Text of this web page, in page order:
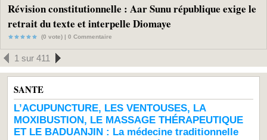
Révision constitutionnelle : Aar Sunu république exige le
retrait du texte et interpelle Diomaye
(0 vote) | 0 Commentaire
1 sur 411
SANTE
L’ACUPUNCTURE, LES VENTOUSES, LA
MOXIBUSTION, LE MASSAGE THÉRAPEUTIQUE
ET LE BADUANJIN : La médecine traditionnelle